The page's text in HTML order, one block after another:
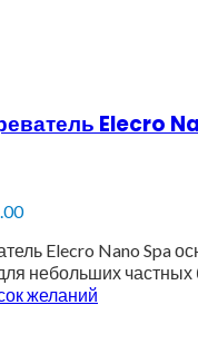
Elecro
Elecro Nano Spa
небольших частных
желаний